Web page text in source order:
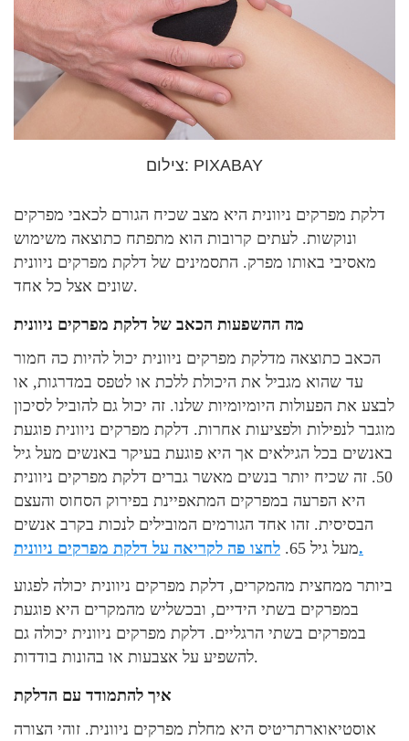
צילום: PIXABAY
דלקת מפרקים ניוונית היא מצב שכיח הגורם לכאבי מפרקים
ונוקשות. לעתים קרובות הוא מתפתח כתוצאה משימוש
מאסיבי באותו מפרק. התסמינים של דלקת מפרקים ניוונית
שונים אצל כל אחד.
מה ההשפעות הכאב של דלקת מפרקים ניוונית
הכאב כתוצאה מדלקת מפרקים ניוונית יכול להיות כה חמור
עד שהוא מגביל את היכולת ללכת או לטפס במדרגות, או
לבצע את הפעולות היומיומיות שלנו. זה יכול גם להוביל לסיכון
מוגבר לנפילות ולפציעות אחרות. דלקת מפרקים ניוונית פוגעת
באנשים בכל הגילאים אך היא פוגעת בעיקר באנשים מעל גיל
50. זה שכיח יותר בנשים מאשר גברים דלקת מפרקים ניוונית
היא הפרעה במפרקים המתאפיינת בפירוק הסחוס והעצם
הבסיסית. זהו אחד הגורמים המובילים לנכות בקרב אנשים
מעל גיל 65.לחצו פה לקריאה על דלקת מפרקים ניוונית.
ביותר ממחצית מהמקרים, דלקת מפרקים ניוונית יכולה לפגוע
במפרקים בשתי הידיים, ובכשליש מהמקרים היא פוגעת
במפרקים בשתי הרגליים. דלקת מפרקים ניוונית יכולה גם
להשפיע על אצבעות או בהונות בודדות.
איך להתמודד עם הדלקת
אוסטיאוארתריטיס היא מחלת מפרקים ניוונית. זוהי הצורה